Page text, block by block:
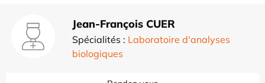
Jean-François CUER
Spécialités : Laboratoire d'analyses
biologiques